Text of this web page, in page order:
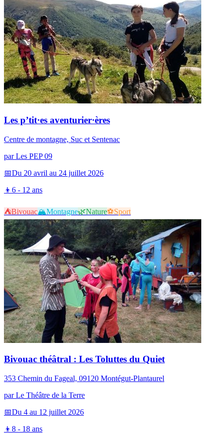
Les p’tit·es aventurier·ères
Centre de montagne, Suc et Sentenac
parLes PEP 09
📅Du 20 avril au 24 juillet 2026
👦 6 - 12 ans
⛺Bivouac🏔️Montagne🌿Nature⚽Sport
Bivouac théâtral : Les Toluttes du Quiet
353 Chemin du Fageal, 09120 Montégut-Plantaurel
parLe Théâtre de la Terre
📅Du 4 au 12 juillet 2026
👦 8 - 18 ans